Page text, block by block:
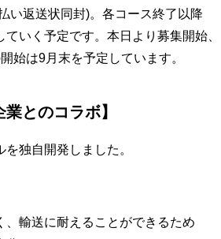
い返送状同封)。各コース終了以降
いく予定です。本日より募集開始、
始は9月末を予定しています。
とのコラボ】
独自開発しました。
、輸送に耐えることができるため